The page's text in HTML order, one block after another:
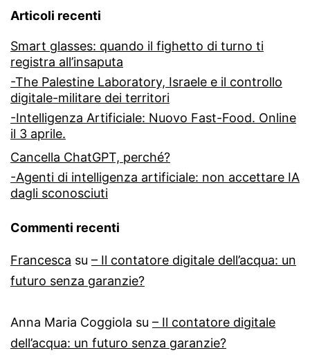
Articoli recenti
Smart glasses: quando il fighetto di turno ti
registra all’insaputa
-The Palestine Laboratory, Israele e il controllo
digitale-militare dei territori
-Intelligenza Artificiale: Nuovo Fast-Food. Online
il 3 aprile.
Cancella ChatGPT, perché?
-Agenti di intelligenza artificiale: non accettare IA
dagli sconosciuti
Commenti recenti
Francesca su – Il contatore digitale dell’acqua: un
futuro senza garanzie?
Anna Maria Coggiola su – Il contatore digitale
dell’acqua: un futuro senza garanzie?